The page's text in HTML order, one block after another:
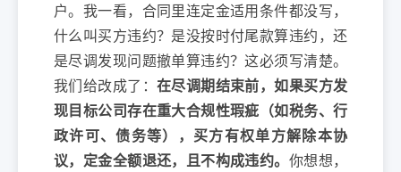
户。我一看，合同里连定金适用条件都没写，
什么叫买方违约？是没按时付尾款算违约，还
是尽调发现问题撤单算违约？这必须写清楚。
我们给改成了： 在尽调期结束前，如果买方发
现目标公司存在重大合规性瑕疵（如税务、行
政许可、债务等），买方有权单方解除本协
议，定金全额退还，且不构成违约。 你想想，